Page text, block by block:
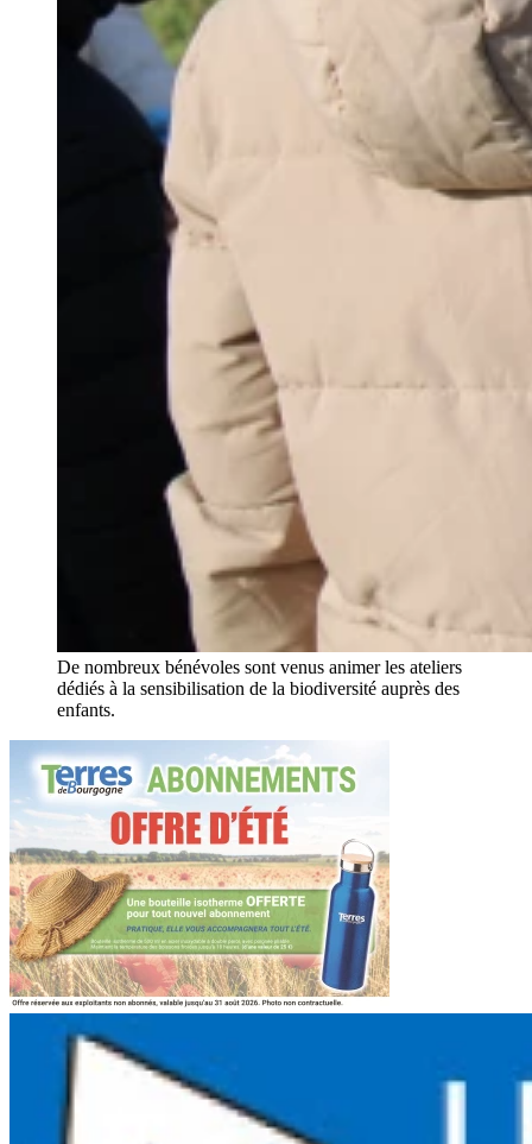
De nombreux bénévoles sont venus animer les ateliers
dédiés à la sensibilisation de la biodiversité auprès des
enfants.